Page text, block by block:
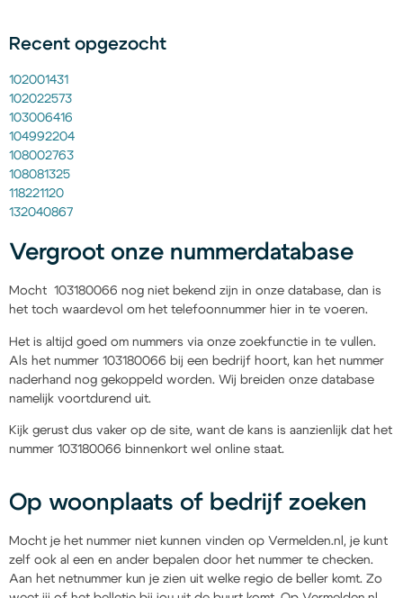
Recent opgezocht
102001431
102022573
103006416
104992204
108002763
108081325
118221120
132040867
Vergroot onze nummerdatabase
Mocht 103180066 nog niet bekend zijn in onze database, dan is
het toch waardevol om het telefoonnummer hier in te voeren.
Het is altijd goed om nummers via onze zoekfunctie in te vullen.
Als het nummer 103180066 bij een bedrijf hoort, kan het nummer
naderhand nog gekoppeld worden. Wij breiden onze database
namelijk voortdurend uit.
Kijk gerust dus vaker op de site, want de kans is aanzienlijk dat het
nummer 103180066 binnenkort wel online staat.
Op woonplaats of bedrijf zoeken
Mocht je het nummer niet kunnen vinden op Vermelden.nl, je kunt
zelf ook al een en ander bepalen door het nummer te checken.
Aan het netnummer kun je zien uit welke regio de beller komt. Zo